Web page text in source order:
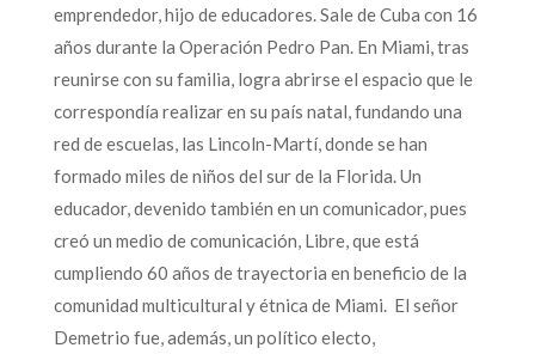
emprendedor, hijo de educadores. Sale de Cuba con 16
años durante la Operación Pedro Pan. En Miami, tras
reunirse con su familia, logra abrirse el espacio que le
correspondía realizar en su país natal, fundando una
red de escuelas, las Lincoln-Martí, donde se han
formado miles de niños del sur de la Florida. Un
educador, devenido también en un comunicador, pues
creó un medio de comunicación, Libre, que está
cumpliendo 60 años de trayectoria en beneficio de la
comunidad multicultural y étnica de Miami. El señor
Demetrio fue, además, un político electo,